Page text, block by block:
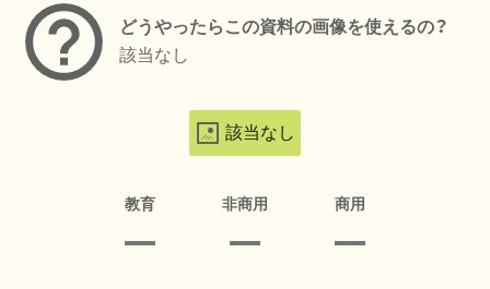
どうやったらこの資料の画像を使えるの？
該当なし
該当なし
教育 非商用 商用